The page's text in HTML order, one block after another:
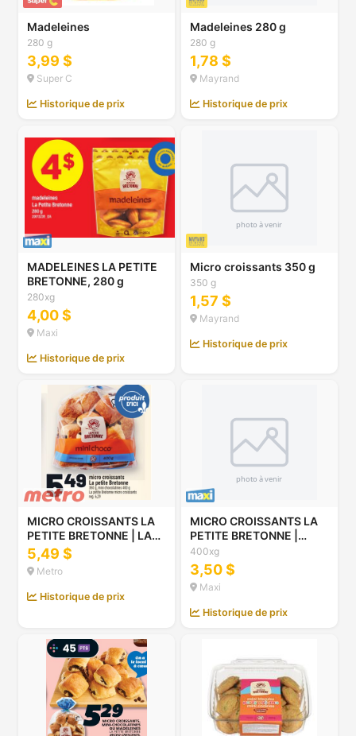
Madeleines
280 g
3,99 $
Super C
Historique de prix
Madeleines 280 g
280 g
1,78 $
Mayrand
Historique de prix
MADELEINES LA PETITE
BRETONNE, 280 g
280xg
4,00 $
Maxi
Historique de prix
Micro croissants 350 g
350 g
1,57 $
Mayrand
Historique de prix
MICRO CROISSANTS LA
PETITE BRETONNE | LA
PETITE BRETONNE
MICRO CROISSANTS
5,49 $
Metro
Historique de prix
MICRO CROISSANTS LA
PETITE BRETONNE |
MICRO CROISSANTS,
320-400 G
400xg
3,50 $
Maxi
Historique de prix